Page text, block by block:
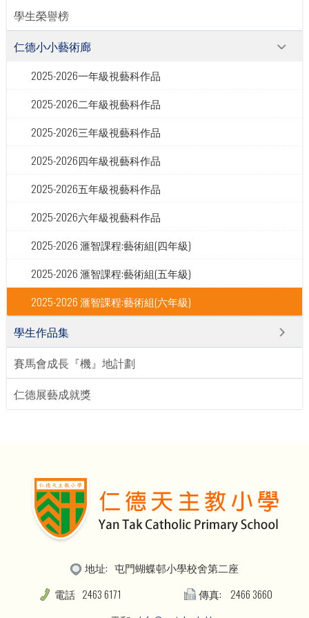
學生榮譽榜
仁德小小藝術廊
2025-2026一年級視藝科作品
2025-2026二年級視藝科作品
2025-2026三年級視藝科作品
2025-2026四年級視藝科作品
2025-2026五年級視藝科作品
2025-2026六年級視藝科作品
2025-2026 滙智課程:藝術組(四年級)
2025-2026 滙智課程:藝術組(五年級)
2025-2026 滙智課程:藝術組(六年級)
學生作品集
賽馬會成長『機』地計劃
仁德展藝成就獎
地址: 屯門蝴蝶邨小學校舍第二座
電話 2463 6171 傳真:
2466 3660